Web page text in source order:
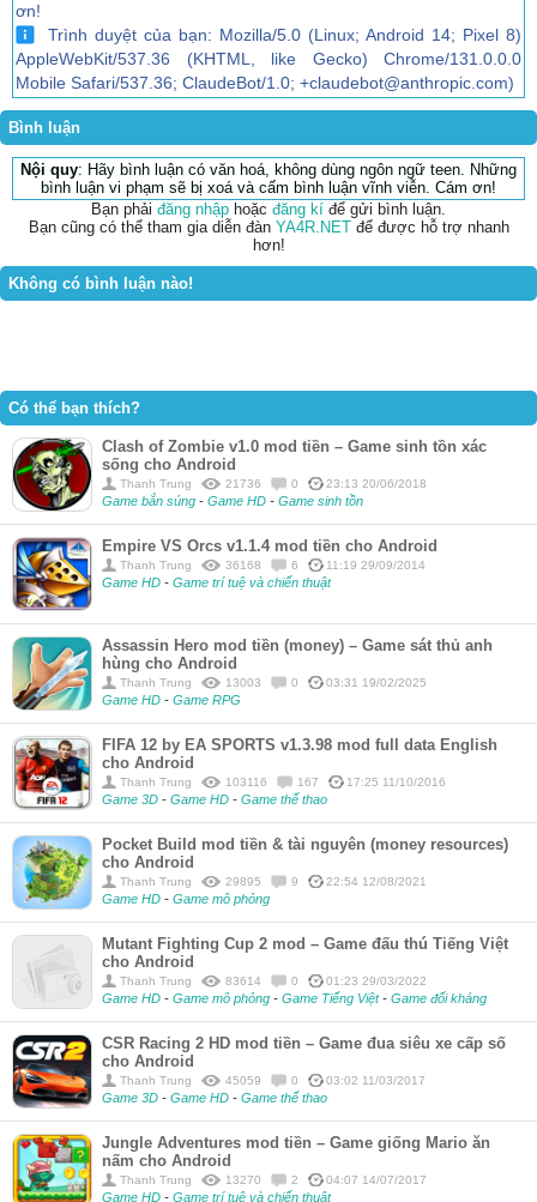
ơn!
Trình duyệt của bạn: Mozilla/5.0 (Linux; Android 14; Pixel 8)
AppleWebKit/537.36 (KHTML, like Gecko) Chrome/131.0.0.0
Mobile Safari/537.36; ClaudeBot/1.0; +claudebot@anthropic.com)
Bình luận
Nội quy: Hãy bình luận có văn hoá, không dùng ngôn ngữ teen. Những
bình luận vi phạm sẽ bị xoá và cấm bình luận vĩnh viễn. Cám ơn!
Bạn phải đăng nhập hoặc đăng kí để gửi bình luận.
Bạn cũng có thể tham gia diễn đàn YA4R.NETđể được hỗ trợ nhanh
hơn!
Không có bình luận nào!
Có thể bạn thích?
Clash of Zombie v1.0 mod tiền – Game sinh tồn xác
sống cho Android
Thanh Trung 21736 0 23:13 20/06/2018
Game bắn súng - Game HD - Game sinh tồn
Empire VS Orcs v1.1.4 mod tiền cho Android
Thanh Trung 36168 6 11:19 29/09/2014
Game HD - Game trí tuệ và chiến thuật
Assassin Hero mod tiền (money) – Game sát thủ anh
hùng cho Android
Thanh Trung 13003 0 03:31 19/02/2025
Game HD - Game RPG
FIFA 12 by EA SPORTS v1.3.98 mod full data English
cho Android
Thanh Trung 103116 167 17:25 11/10/2016
Game 3D - Game HD - Game thể thao
Pocket Build mod tiền & tài nguyên (money resources)
cho Android
Thanh Trung 29895 9 22:54 12/08/2021
Game HD - Game mô phỏng
Mutant Fighting Cup 2 mod – Game đấu thú Tiếng Việt
cho Android
Thanh Trung 83614 0 01:23 29/03/2022
Game HD - Game mô phỏng - Game Tiếng Việt- Game đối kháng
CSR Racing 2 HD mod tiền – Game đua siêu xe cấp số
cho Android
Thanh Trung 45059 0 03:02 11/03/2017
Game 3D - Game HD - Game thể thao
Jungle Adventures mod tiền – Game giống Mario ăn
nấm cho Android
Thanh Trung 13270 2 04:07 14/07/2017
Game HD - Game trí tuệ và chiến thuật